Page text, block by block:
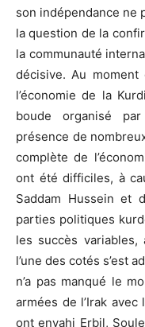
son indépendance ne
la question de la
la communauté
décisive. Au moment
l’économie de la
boude organisé
présence de
complète de
ont été difficiles, à
Saddam Hussein et
parties politiques
les succès variables,
l’une des cotés s’est
n’a pas manqué le
armées de l’Irak
ont envahi Erbil,